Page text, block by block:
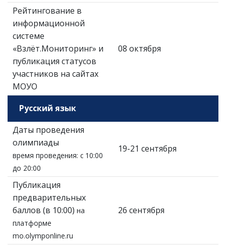
Рейтингование в
информационной
системе
«Взлёт.Мониторинг» и
публикация статусов
участников на сайтах
МОУО
08 октября
Русский язык
Даты проведения
олимпиады
время проведения: с 10:00
до 20:00
19-21 сентября
Публикация
предварительных
баллов (в 10:00) на
платформе
mo.olymponline.ru
26 сентября